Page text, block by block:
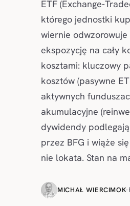
ETF (Exchange-
którego jednostki
wiernie odwzorowuje
ekspozycję na cały
kosztami: kluczowy
kosztów (pasywne
aktywnych
akumulacyjne
dywidendy
przez BFG i wiąże
nie lokata. Stan na
MICHAŁ WIERCIMOK·